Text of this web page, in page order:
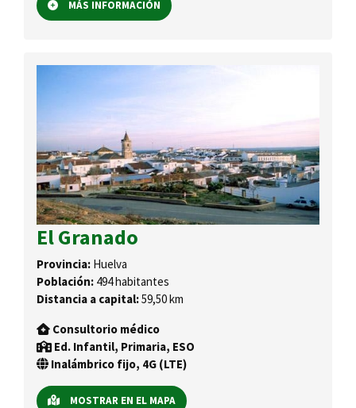
MÁS INFORMACIÓN
El Granado
Provincia: Huelva
Población: 494 habitantes
Distancia a capital:59,50 km
Consultorio médico
Ed. Infantil, Primaria, ESO
Inalámbrico fijo, 4G (LTE)
MOSTRAR EN EL MAPA